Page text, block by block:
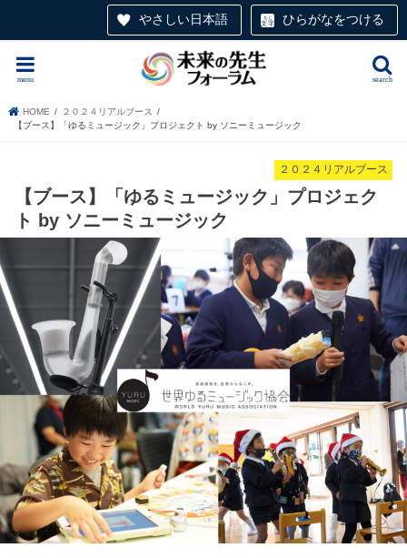
やさしい日本語 ひらがなをつける
search
menu
HOME
２０２４リアルブース
【ブース】「ゆるミュージック」プロジェクト by ソニーミュージック
２０２４リアルブース
【ブース】「ゆるミュージック」プロジェク
ト by ソニーミュージック